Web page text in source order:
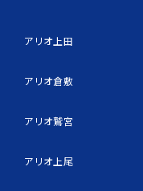
アリオ上田
アリオ倉敷
アリオ鷲宮
アリオ上尾